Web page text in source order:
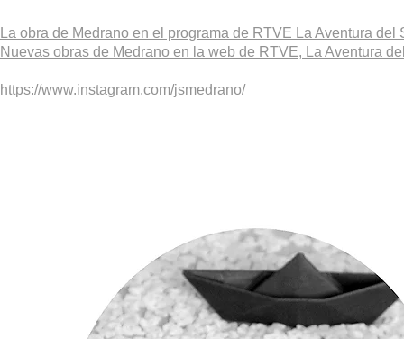
La obra de Medrano en el programa de RTVE La Aventura del
Nuevas obras de Medrano en la web de RTVE, La Aventura
https://www.instagram.com/jsmedrano/